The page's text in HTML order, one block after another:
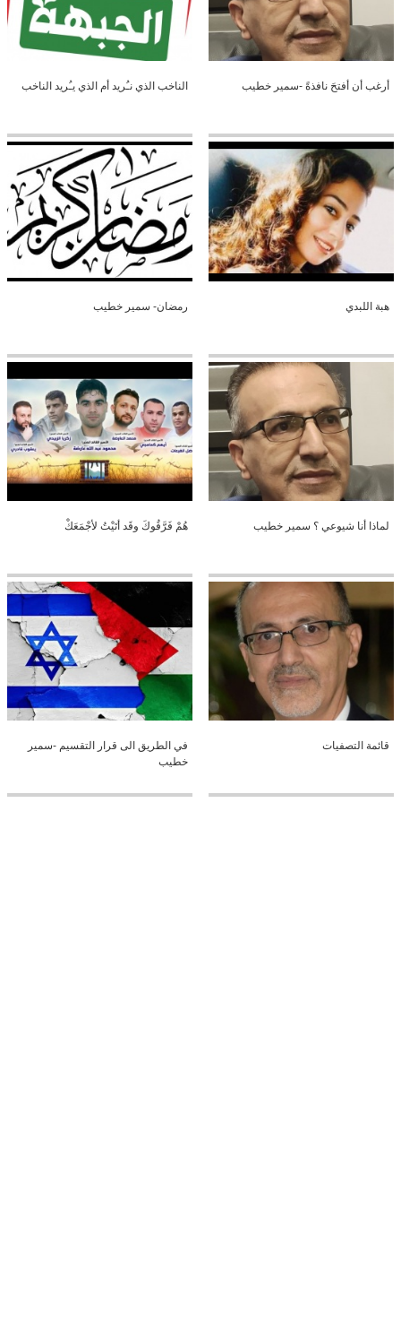
أرغب أن أفتحَ نافذةً -سمير خطيب الناخب الذي نـُريد أم الذي يـُريد الناخب
هبة اللبدي رمضان- سمير خطيب
لماذا أنا شيوعي ؟ سمير خطيب هُمْ فَرَّقُوكَ وقَد أتَيْتُ لأجْمَعَكْ
قائمة التصفيات
في الطريق الى قرار التقسيم -سمير
خطيب